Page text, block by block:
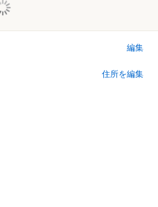
編集
住所を編集